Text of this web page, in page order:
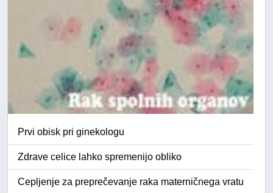
Prvi obisk pri ginekologu
Zdrave celice lahko spremenijo obliko
Cepljenje za preprečevanje raka materničnega vratu